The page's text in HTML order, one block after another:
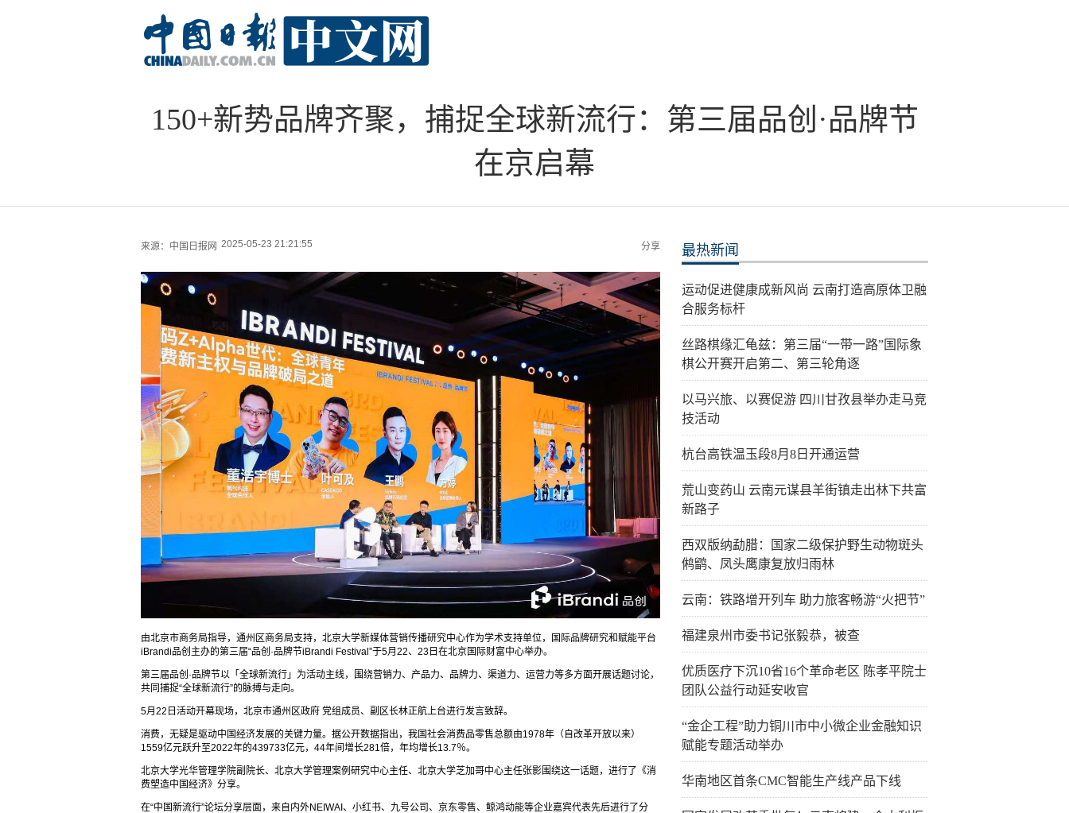
150+新势品牌齐聚，捕捉全球新流行：第三届品创·品牌节
在京启幕
来源： 中国日报网 2025-05-23 21:21:55 分享
由北京市商务局指导，通州区商务局支持，北京大学新媒体营销传播研究中心作为学术支持单位，国际品牌研究和赋能平台
iBrandi品创主办的第三届“品创·品牌节iBrandi Festival”于5月22、23日在北京国际财富中心举办。
第三届品创·品牌节以「全球新流行」为活动主线，围绕营销力、产品力、品牌力、渠道力、运营力等多方面开展话题讨论，
共同捕捉“全球新流行”的脉搏与走向。
5月22日活动开幕现场，北京市通州区政府 党组成员、副区长林正航上台进行发言致辞。
消费，无疑是驱动中国经济发展的关键力量。据公开数据指出，我国社会消费品零售总额由1978年（自改革开放以来）
1559亿元跃升至2022年的439733亿元，44年间增长281倍，年均增长13.7％。
北京大学光华管理学院副院长、北京大学管理案例研究中心主任、北京大学芝加哥中心主任张影围绕这一话题，进行了《消
费塑造中国经济》分享。
在“中国新流行”论坛分享层面，来自内外NEIWAI、小红书、九号公司、京东零售、鲸鸿动能等企业嘉宾代表先后进行了分
最热新闻
运动促进健康成新风尚 云南打造高原体卫融
合服务标杆
丝路棋缘汇龟兹：第三届“一带一路”国际象
棋公开赛开启第二、第三轮角逐
以马兴旅、以赛促游 四川甘孜县举办走马竞
技活动
杭台高铁温玉段8月8日开通运营
荒山变药山 云南元谋县羊街镇走出林下共富
新路子
西双版纳勐腊：国家二级保护野生动物斑头
鸺鹠、凤头鹰康复放归雨林
云南：铁路增开列车 助力旅客畅游“火把节”
福建泉州市委书记张毅恭，被查
优质医疗下沉10省16个革命老区 陈孝平院士
团队公益行动延安收官
“金企工程”助力铜川市中小微企业金融知识
赋能专题活动举办
华南地区首条CMC智能生产线产品下线